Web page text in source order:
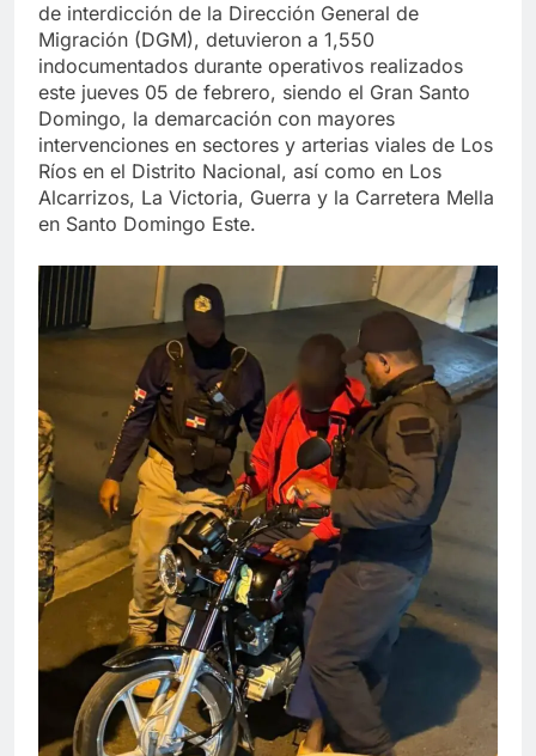
de interdicción de la Dirección General de
Migración (DGM), detuvieron a 1,550
indocumentados durante operativos realizados
este jueves 05 de febrero, siendo el Gran Santo
Domingo, la demarcación con mayores
intervenciones en sectores y arterias viales de Los
Ríos en el Distrito Nacional, así como en Los
Alcarrizos, La Victoria, Guerra y la Carretera Mella
en Santo Domingo Este.